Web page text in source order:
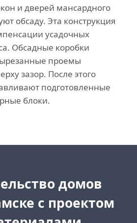
и дверей мансардного
обсаду. Эта конструкция
усадочных
Обсадные коробки
проемы
зазор. После этого
подготовленные
блоки.
домов
с проектом